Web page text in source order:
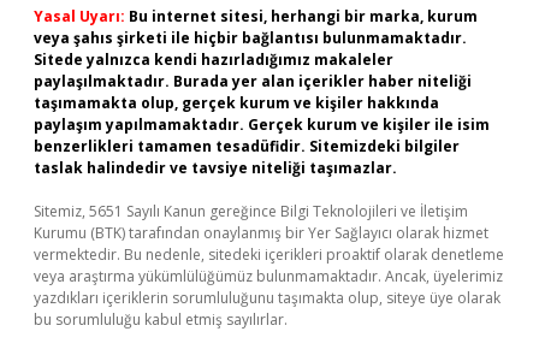
Yasal Uyarı: Bu internet sitesi, herhangi bir marka, kurum
veya şahıs şirketi ile hiçbir bağlantısı bulunmamaktadır.
Sitede yalnızca kendi hazırladığımız makaleler
paylaşılmaktadır. Burada yer alan içerikler haber niteliği
taşımamakta olup, gerçek kurum ve kişiler hakkında
paylaşım yapılmamaktadır. Gerçek kurum ve kişiler ile isim
benzerlikleri tamamen tesadüfidir. Sitemizdeki bilgiler
taslak halindedir ve tavsiye niteliği taşımazlar.
Sitemiz, 5651 Sayılı Kanun gereğince Bilgi Teknolojileri ve İletişim
Kurumu (BTK) tarafından onaylanmış bir Yer Sağlayıcı olarak hizmet
vermektedir. Bu nedenle, sitedeki içerikleri proaktif olarak denetleme
veya araştırma yükümlülüğümüz bulunmamaktadır. Ancak, üyelerimiz
yazdıkları içeriklerin sorumluluğunu taşımakta olup, siteye üye olarak
bu sorumluluğu kabul etmiş sayılırlar.